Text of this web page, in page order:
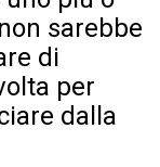
sarebbe
di
per
dalla